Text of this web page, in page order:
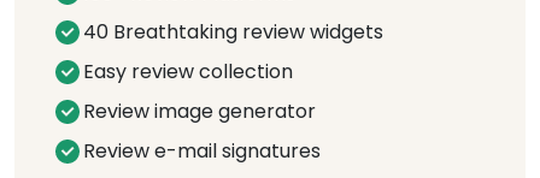
40 Breathtaking review widgets
Easy review collection
Review image generator
Review e-mail signatures